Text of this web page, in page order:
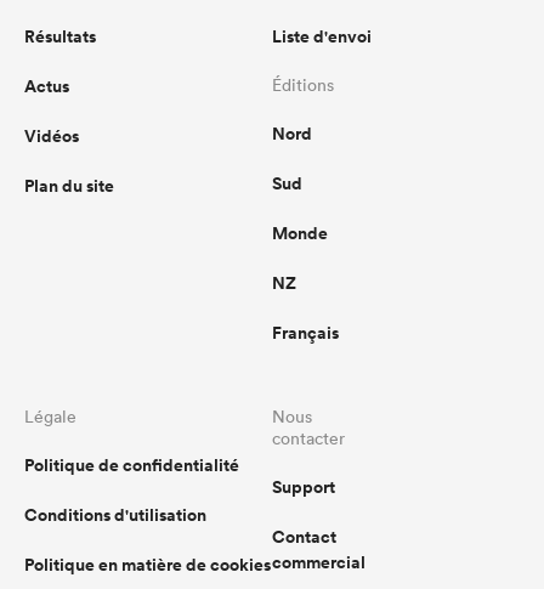
Résultats
Actus
Vidéos
Plan du site
Liste d'envoi
Éditions
Nord
Sud
Monde
NZ
Français
Légale
Politique de confidentialité
Conditions d'utilisation
Politique en matière de cookies
Nous
contacter
Support
Contact
commercial